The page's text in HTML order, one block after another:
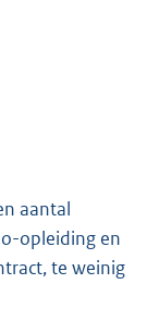
aantal
opleiding en
te weinig